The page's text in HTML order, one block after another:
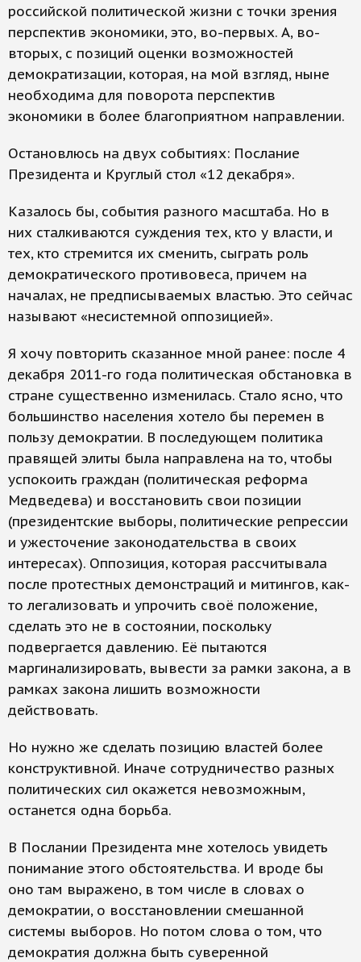
российской политической жизни с точки зрения
перспектив экономики, это, во-первых. А, во-
вторых, с позиций оценки возможностей
демократизации, которая, на мой взгляд, ныне
необходима для поворота перспектив
экономики в более благоприятном направлении.
Остановлюсь на двух событиях: Послание
Президента и Круглый стол «12 декабря».
Казалось бы, события разного масштаба. Но в
них сталкиваются суждения тех, кто у власти, и
тех, кто стремится их сменить, сыграть роль
демократического противовеса, причем на
началах, не предписываемых властью. Это сейчас
называют «несистемной оппозицией».
Я хочу повторить сказанное мной ранее: после 4
декабря 2011-го года политическая обстановка в
стране существенно изменилась. Стало ясно, что
большинство населения хотело бы перемен в
пользу демократии. В последующем политика
правящей элиты была направлена на то, чтобы
успокоить граждан (политическая реформа
Медведева) и восстановить свои позиции
(президентские выборы, политические репрессии
и ужесточение законодательства в своих
интересах). Оппозиция, которая рассчитывала
после протестных демонстраций и митингов, как-
то легализовать и упрочить своё положение,
сделать это не в состоянии, поскольку
подвергается давлению. Её пытаются
маргинализировать, вывести за рамки закона, а в
рамках закона лишить возможности
действовать.
Но нужно же сделать позицию властей более
конструктивной. Иначе сотрудничество разных
политических сил окажется невозможным,
останется одна борьба.
В Послании Президента мне хотелось увидеть
понимание этого обстоятельства. И вроде бы
оно там выражено, в том числе в словах о
демократии, о восстановлении смешанной
системы выборов. Но потом слова о том, что
демократия должна быть суверенной